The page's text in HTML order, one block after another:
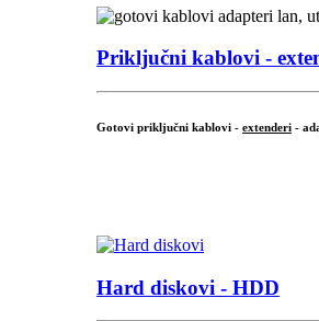
Priključni kablovi -
Gotovi priključni kablovi - extenderi -
Hard diskovi - HDD